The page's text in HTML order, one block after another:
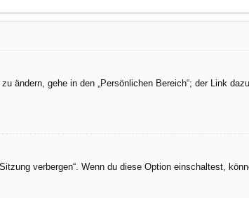
gehe in den „Persönlichen Bereich“; der Link
verbergen“. Wenn du diese Option einschaltest,